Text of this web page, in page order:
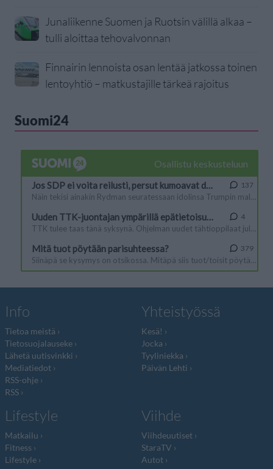
Junaliikenne Suomen ja Ruotsin välillä alkaa –
tulli aloittaa tehovalvonnan
Finnairin lennoista osan lentää jatkossa toinen
lentoyhtiö – matkustajille tärkeä rajoitus
Suomi24
Info
Tietoa meistä
Tietosuojalauseke
Lähetä uutisvinkki
Mediatiedot
RSS-ohje
RSS
Yhteistyössä
Kesä!
Jocka
Tyyliniekka
Päivän Lehti
Lifestyle
Matkailu
Fitness
Lifestyle
Viihde
Viihdeuutiset
StaraTV
Autot